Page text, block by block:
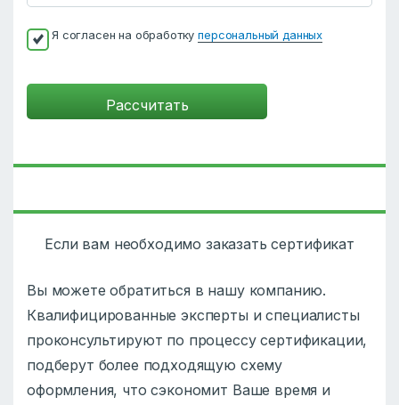
Я согласен на обработкуперсональный данных
Если вам необходимо заказать сертификат
Вы можете обратиться в нашу компанию.
Квалифицированные эксперты и специалисты
проконсультируют по процессу сертификации,
подберут более подходящую схему
оформления, что сэкономит Ваше время и